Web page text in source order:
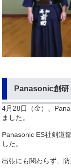
Panasonic創研
4月28日（金）、
ました。
Panasonic ES社剣道
した。
出張にも関わらず、